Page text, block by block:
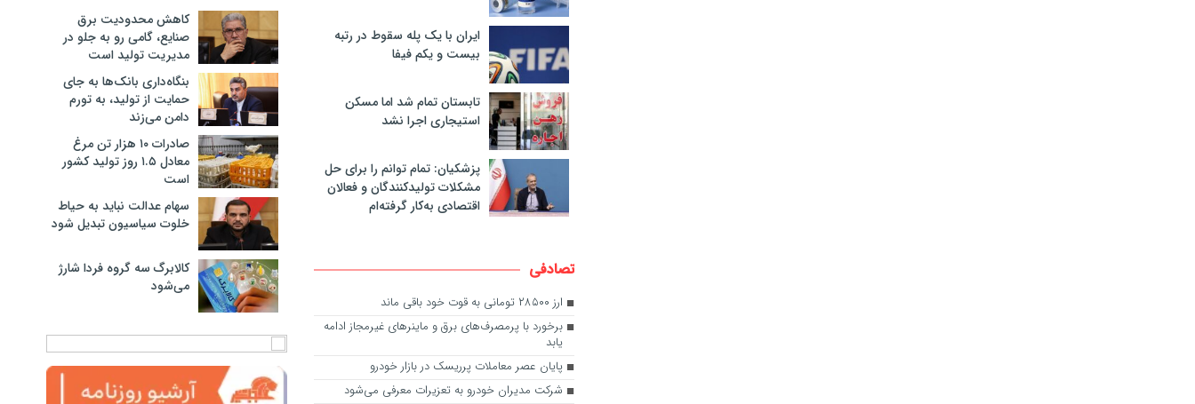
ایران با یک پله سقوط در رتبه
بیست و یکم فیفا
تابستان تمام شد اما مسکن
استیجاری اجرا نشد
پزشکیان: تمام توانم را برای حل
مشکلات تولیدکنندگان و فعالان
اقتصادی به‌کار گرفته‌ام
تصادفی
ارز ۲۸۵۰۰ تومانی به قوت خود باقی ماند
برخورد با پرمصرف‌های برق و ماینرهای غیرمجاز ادامه
یابد
پایان عصر معاملات پرریسک در بازار خودرو
شرکت مدیران خودرو به تعزیرات معرفی می‌شود
کاهش محدودیت برق
صنایع، گامی رو به جلو در
مدیریت تولید است
بنگاه‌داری بانک‌ها به جای
حمایت از تولید، به تورم
دامن می‌زند
صادرات ۱۰ هزار تن مرغ
معادل ۱.۵ روز تولید کشور
است
سهام عدالت نباید به حیاط
خلوت سیاسیون تبدیل شود
کالابرگ سه گروه فردا شارژ
می‌شود